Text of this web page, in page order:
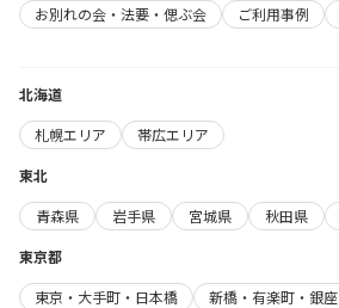
お別れの会・法要・偲ぶ会
ご利用事例
北海道
札幌エリア
帯広エリア
東北
青森県
岩手県 宮城県 秋田県
東京都
東京・大手町・日本橋
新橋・有楽町・銀座